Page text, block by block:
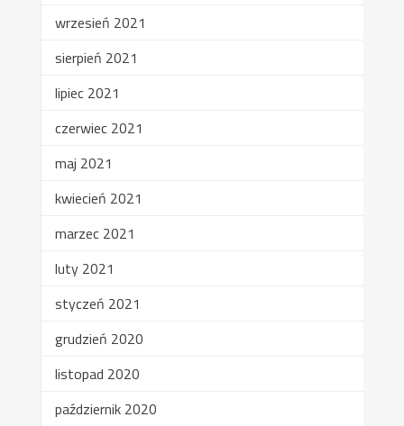
wrzesień 2021
sierpień 2021
lipiec 2021
czerwiec 2021
maj 2021
kwiecień 2021
marzec 2021
luty 2021
styczeń 2021
grudzień 2020
listopad 2020
październik 2020